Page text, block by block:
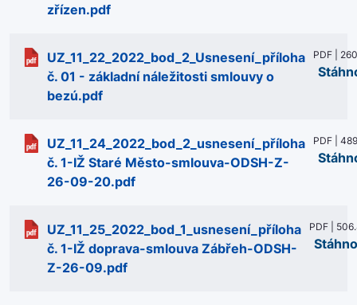
zřízen.pdf
UZ_11_22_2022_bod_2_Usnesení_příloha
č. 01 - základní náležitosti smlouvy o
bezú.pdf
PDF |
UZ_11_24_2022_bod_2_usnesení_příloha
č. 1-IŽ Staré Město-smlouva-ODSH-Z-
26-09-20.pdf
PDF |
UZ_11_25_2022_bod_1_usnesení_příloha
č. 1-IŽ doprava-smlouva Zábřeh-ODSH-
Z-26-09.pdf
PDF |